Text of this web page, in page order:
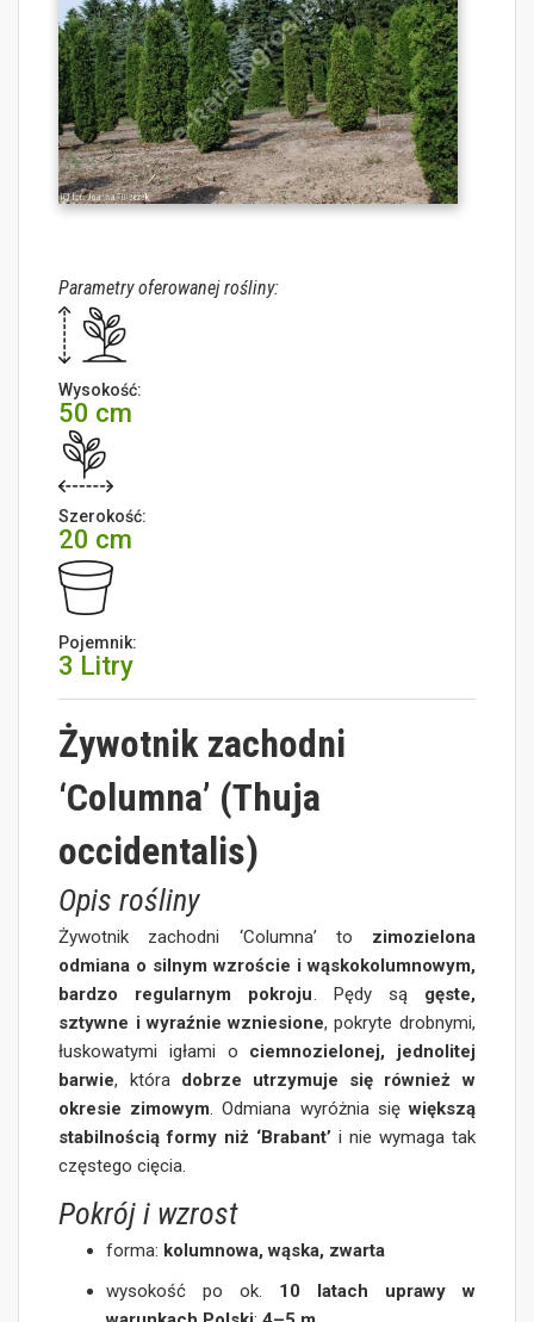
Parametry oferowanej rośliny:
Wysokość:
50 cm
Szerokość:
20 cm
Pojemnik:
3 Litry
Żywotnik zachodni
‘Columna’ (Thuja
occidentalis)
Opis rośliny
Żywotnik zachodni ‘Columna’ to zimozielona
odmiana o silnym wzroście i wąskokolumnowym,
bardzo regularnym pokroju. Pędy są gęste,
sztywne i wyraźnie wzniesione, pokryte drobnymi,
łuskowatymi igłami o ciemnozielonej, jednolitej
barwie, która dobrze utrzymuje się również w
okresie zimowym. Odmiana wyróżnia sięwiększą
stabilnością formy niż ‘Brabant’ i nie wymaga tak
częstego cięcia.
Pokrój i wzrost
forma: kolumnowa, wąska, zwarta
wysokość po ok. 10 latach uprawy w